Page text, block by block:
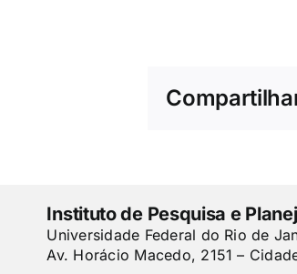
Instituto de Pesquisa e
Universidade Federal do Rio de
Av. Horácio Macedo, 2151 –